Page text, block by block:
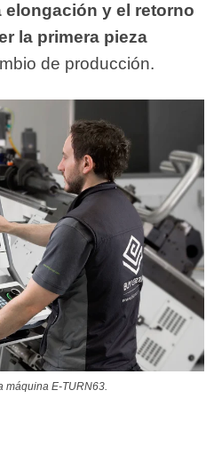
elongación y el retorno
la primera pieza
de producción.
máquina E-TURN63.